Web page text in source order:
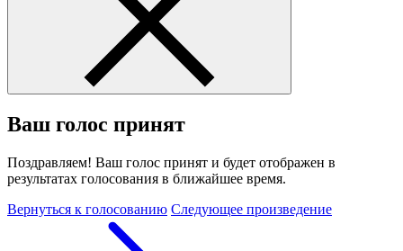
Ваш голос принят
Поздравляем! Ваш голос принят и будет отображен в
результатах голосования в ближайшее время.
Вернуться к голосованию Следующее произведение